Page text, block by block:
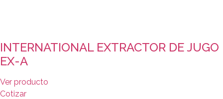
INTERNATIONAL EXTRACTOR DE JUGO
EX-A
Ver producto
Cotizar